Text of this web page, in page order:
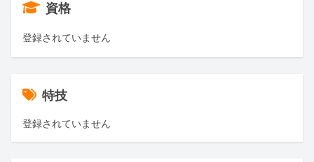
資格
登録されていません
特技
登録されていません